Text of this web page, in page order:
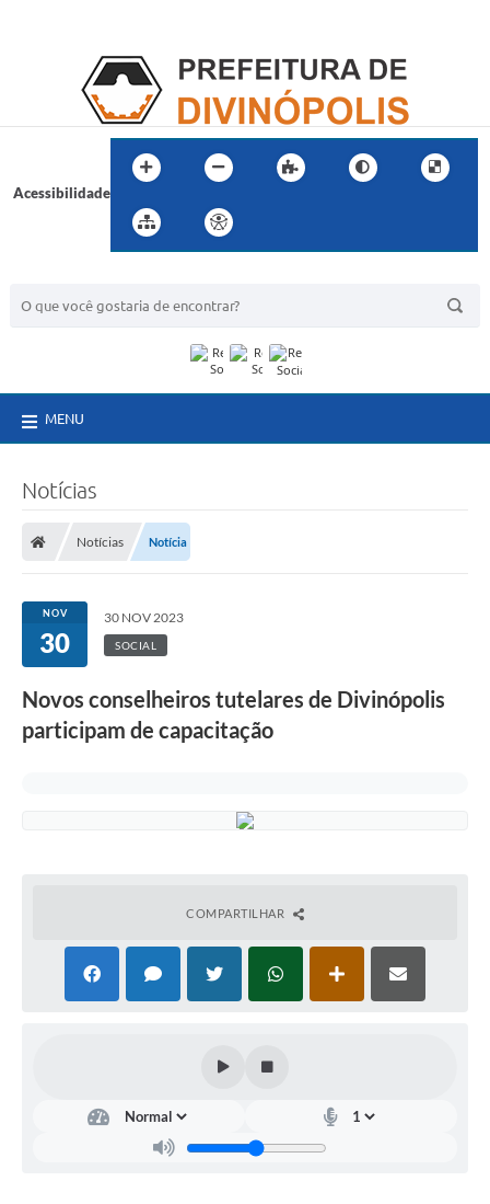
Acessibilidade
MENU
Notícias
Notícias Notícia
NOV
30
30 NOV 2023
SOCIAL
Novos conselheiros tutelares de Divinópolis
participam de capacitação
COMPARTILHAR